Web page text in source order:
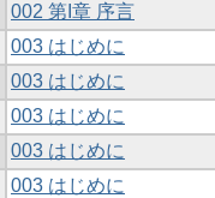
002 第I章 序言
003 はじめに
003 はじめに
003 はじめに
003 はじめに
003 はじめに